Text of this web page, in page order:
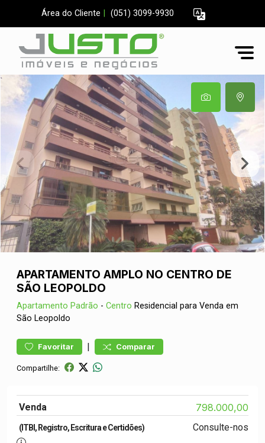
Área do Cliente (051) 3099-9930
APARTAMENTO AMPLO NO CENTRO DE
SÃO LEOPOLDO
Apartamento Padrão - Centro Residencial para Venda em
São Leopoldo
Favoritar | Comparar
Compartilhe:
Venda 798.000,00
(ITBI, Registro, Escritura e Certidões) Consulte-nos